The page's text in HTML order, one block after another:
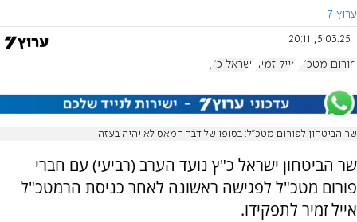
ערוץ 7
5.03.25, 20:11
פורום מטכ"ל אייל זמיר ישראל כ"ץ
שר הביטחון לפורום מטכ"ל: בסופו של דבר חמאס לא יהיה בעזה
שר הביטחון ישראל כ"ץ נועד הערב (רביעי) עם חברי
פורום מטכ"ל לפגישה ראשונה לאחר כניסת הרמטכ"ל
אייל זמיר לתפקידו.